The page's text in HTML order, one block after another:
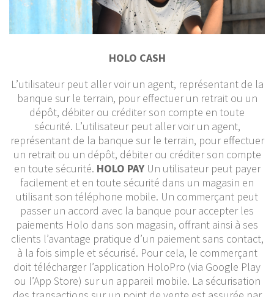
HOLO CASH
L’utilisateur peut aller voir un agent, représentant de la
banque sur le terrain, pour effectuer un retrait ou un
dépôt, débiter ou créditer son compte en toute
sécurité. L’utilisateur peut aller voir un agent,
représentant de la banque sur le terrain, pour effectuer
un retrait ou un dépôt, débiter ou créditer son compte
en toute sécurité. HOLO PAYUn utilisateur peut payer
facilement et en toute sécurité dans un magasin en
utilisant son téléphone mobile. Un commerçant peut
passer un accord avec la banque pour accepter les
paiements Holo dans son magasin, offrant ainsi à ses
clients l’avantage pratique d’un paiement sans contact,
à la fois simple et sécurisé. Pour cela, le commerçant
doit télécharger l’application HoloPro (via Google Play
ou l’App Store) sur un appareil mobile. La sécurisation